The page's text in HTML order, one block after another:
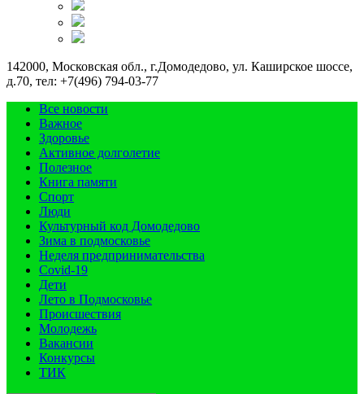
142000, Московская обл., г.Домодедово, ул. Каширское шоссе,
д.70, тел: +7(496) 794-03-77
Все новости
Важное
Здоровье
Активное долголетие
Полезное
Книга памяти
Спорт
Люди
Культурный код Домодедово
Зима в подмосковье
Неделя предпринимательства
Covid-19
Дети
Лето в Подмосковье
Происшествия
Молодежь
Вакансии
Конкурсы
ТИК